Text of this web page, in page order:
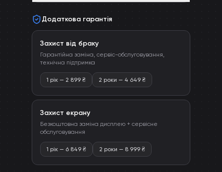
Додаткова гарантія
Захист від браку
Гарантійна заміна, сервіс-обслуговування,
технічна підтримка
1 рік — 2 899 ₴ 2 роки — 4 649 ₴
Захист екрану
Безкоштовна заміна дисплею + сервісне
обслуговування
1 рік — 6 849 ₴ 2 роки — 8 999 ₴